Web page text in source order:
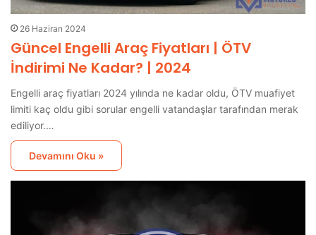
26 Haziran 2024
Güncel Engelli Araç Fiyatları | ÖTV
İndirimi Ne Kadar? | 2024
Engelli araç fiyatları 2024 yılında ne kadar oldu, ÖTV muafiyet
limiti kaç oldu gibi sorular engelli vatandaşlar tarafından merak
ediliyor.…
Devamını Oku »